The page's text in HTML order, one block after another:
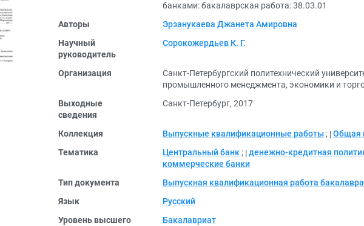
банками: бакалаврская работа: 38.03.01
Авторы
Эрзанукаева Джанета Амировна
Научный
руководитель
Сорокожердьев К. Г.
Организация
Санкт-Петербургский политехнический
промышленного менеджмента, экономики и
Выходные
сведения
Санкт-Петербург, 2017
Коллекция Выпускные квалификационные работы ; Общая
Тематика
Центральный банк ; денежно-кредитная
коммерческие банки
Тип документа
Выпускная квалификационная работа бакалавра
Язык
Русский
Уровень высшего
Бакалавриат